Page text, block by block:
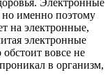
именно поэтому
на электронные,
электронные
вовсе не
в организм,